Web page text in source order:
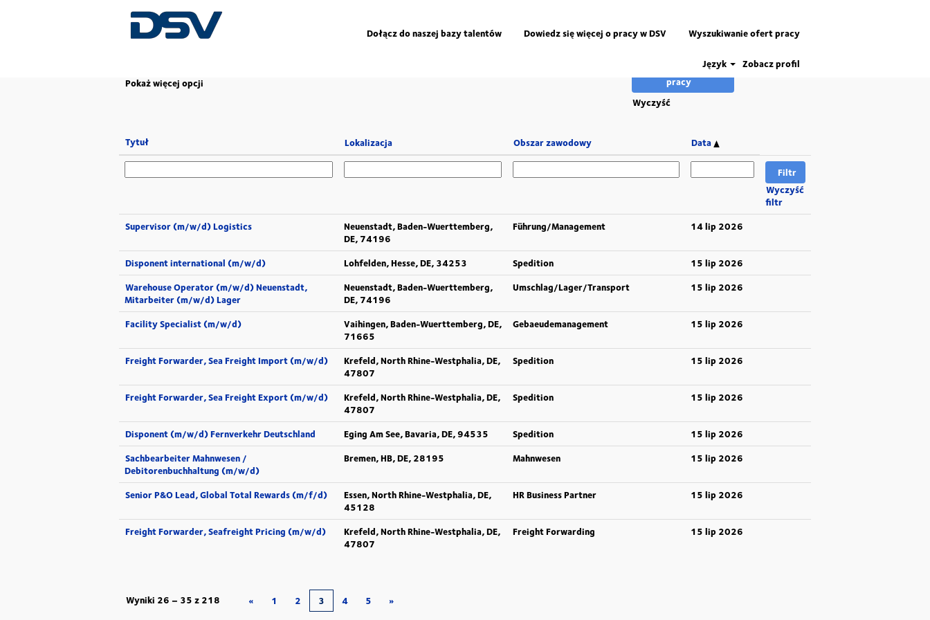
Dołącz do naszej bazy talentów Dowiedz się więcej o pracy w DSV Wyszukiwanie ofert pracy
Język Zobacz profil
Strona główna w DSV
Pokaż więcej opcji
Wyczyść
Tytuł Lokalizacja Obszar zawodowy Data
Wyczyść
filtr
Supervisor (m/w/d) Logistics
Neuenstadt, Baden-Wuerttemberg,
DE, 74196
Führung/Management 14 lip 2026
Disponent international (m/w/d) Lohfelden, Hesse, DE, 34253 Spedition
15 lip 2026
Warehouse Operator (m/w/d) Neuenstadt,
Mitarbeiter (m/w/d) Lager
Neuenstadt, Baden-Wuerttemberg,
DE, 74196
Umschlag/Lager/Transport 15 lip 2026
Facility Specialist (m/w/d)
Vaihingen, Baden-Wuerttemberg, DE,
71665
Gebaeudemanagement 15 lip 2026
Freight Forwarder, Sea Freight Import (m/w/d)
Krefeld, North Rhine-Westphalia, DE,
47807
Spedition 15 lip 2026
Freight Forwarder, Sea Freight Export (m/w/d)
Krefeld, North Rhine-Westphalia, DE,
47807
Spedition 15 lip 2026
Disponent (m/w/d) Fernverkehr Deutschland Eging Am See, Bavaria, DE, 94535 Spedition
15 lip 2026
Sachbearbeiter Mahnwesen /
Debitorenbuchhaltung (m/w/d)
Bremen, HB, DE, 28195 Mahnwesen 15 lip 2026
Senior P&O Lead, Global Total Rewards (m/f/d)
Essen, North Rhine-Westphalia, DE,
45128
HR Business Partner 15 lip 2026
Freight Forwarder, Seafreight Pricing (m/w/d)
Krefeld, North Rhine-Westphalia, DE,
47807
Freight Forwarding 15 lip 2026
Wyniki 26 – 35 z 218 « 1 2 3 4 5 »